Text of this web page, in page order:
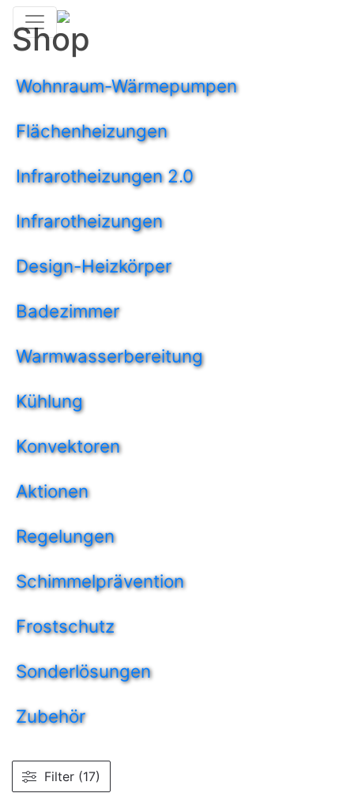
Shop
Wohnraum-Wärmepumpen
Flächenheizungen
Infrarotheizungen 2.0
Infrarotheizungen
Design-Heizkörper
Badezimmer
Warmwasserbereitung
Kühlung
Konvektoren
Aktionen
Regelungen
Schimmelprävention
Frostschutz
Sonderlösungen
Zubehör
Filter (17)